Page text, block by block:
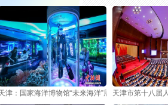
津：国家海洋博物馆“未来海洋”展厅上线 科技赋能
天津市第十八届